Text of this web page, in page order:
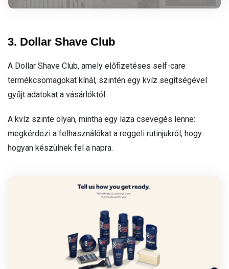
3. Dollar Shave Club
A Dollar Shave Club, amely előfizetéses self-care
termékcsomagokat kínál, szintén egy kvíz segítségével
gyűjt adatokat a vásárlóktól.
A kvíz szinte olyan, mintha egy laza csevegés lenne:
megkérdezi a felhasználókat a reggeli rutinjukról, hogy
hogyan készülnek fel a napra.